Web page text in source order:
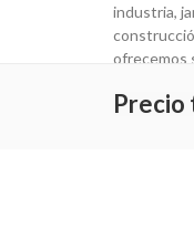
Precio
industria,
ofrecemos